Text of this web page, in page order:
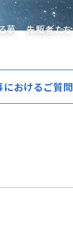
夢 先駆者たち
におけるご質問